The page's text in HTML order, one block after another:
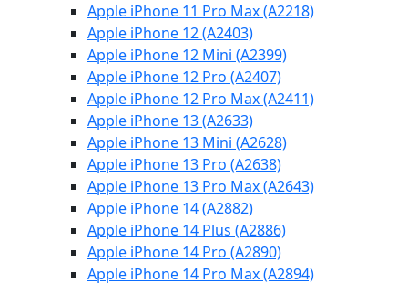
Apple iPhone 11 Pro Max (A2218)
Apple iPhone 12 (A2403)
Apple iPhone 12 Mini (A2399)
Apple iPhone 12 Pro (A2407)
Apple iPhone 12 Pro Max (A2411)
Apple iPhone 13 (A2633)
Apple iPhone 13 Mini (A2628)
Apple iPhone 13 Pro (A2638)
Apple iPhone 13 Pro Max (A2643)
Apple iPhone 14 (A2882)
Apple iPhone 14 Plus (A2886)
Apple iPhone 14 Pro (A2890)
Apple iPhone 14 Pro Max (A2894)